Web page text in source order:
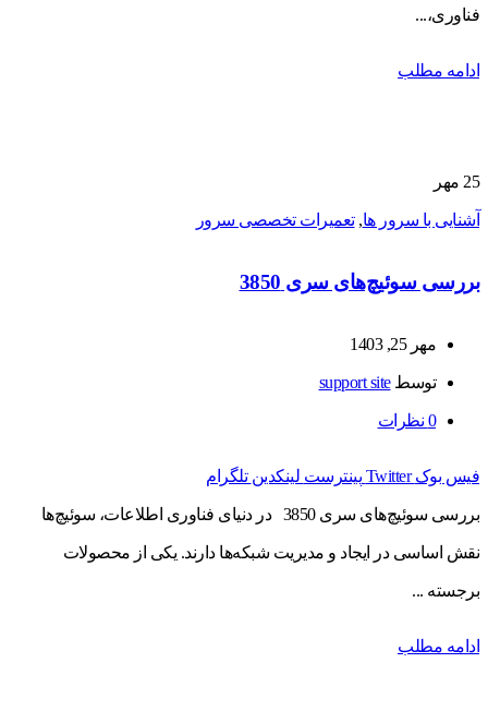
فناوری،...
ادامه مطلب
25 مهر
آشنایی با سرور ها,تعمیرات تخصصی سرور
بررسی سوئیچ‌های سری 3850
مهر 25, 1403
توسطsupport site
0 نظرات
فیس بوک Twitter پینترست لینکدین تلگرام
بررسی سوئیچ‌های سری 3850 در دنیای فناوری اطلاعات، سوئیچ‌ها
نقش اساسی در ایجاد و مدیریت شبکه‌ها دارند. یکی از محصولات
برجسته ...
ادامه مطلب